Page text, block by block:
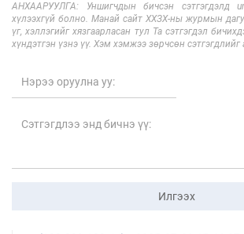
АНХААРУУЛГА: Уншигчдын бичсэн сэтгэгдэлд
хүлээхгүй болно. Манай сайт ХХЗХ-ны журмын
үг, хэллэгийг хязгаарласан тул Та сэтгэгдэл
хүндэтгэн үзнэ үү. Хэм хэмжээ зөрчсөн сэтгэгдлийг
Илгээх